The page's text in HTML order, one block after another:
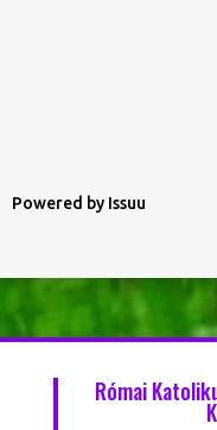
Powered by Issuu
Római